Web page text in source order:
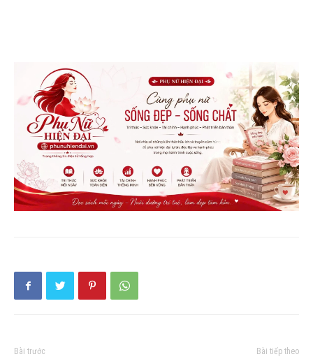
Bài trước Bài tiếp theo